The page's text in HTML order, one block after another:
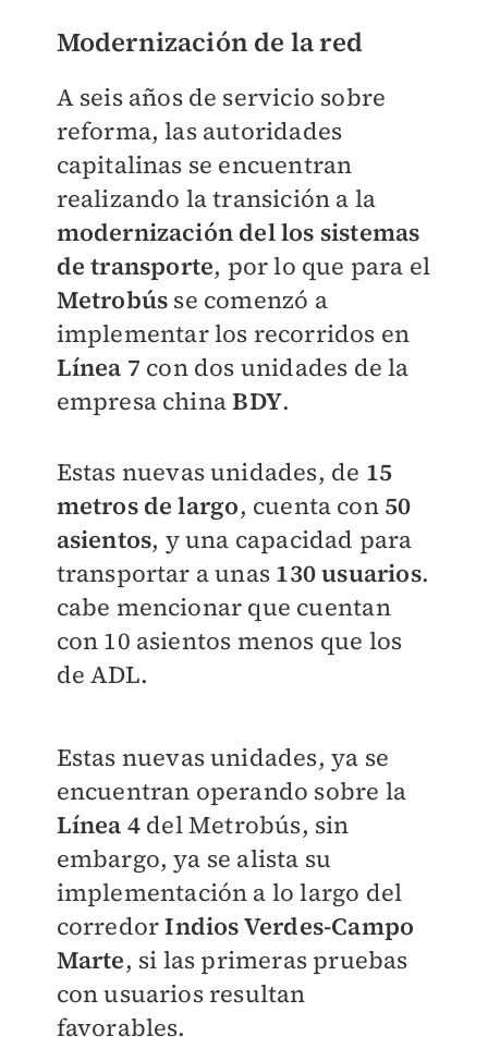
Modernización de la red
A seis años de servicio sobre
reforma, las autoridades
capitalinas se encuentran
realizando la transición a la
modernización del los sistemas
de transporte, por lo que para el
Metrobús se comenzó a
implementar los recorridos en
Línea 7 con dos unidades de la
empresa chinaBDY.
Estas nuevas unidades, de 15
metros de largo, cuenta con 50
asientos, y una capacidad para
transportar a unas 130 usuarios.
cabe mencionar que cuentan
con 10 asientos menos que los
de ADL.
Estas nuevas unidades, ya se
encuentran operando sobre la
Línea 4del Metrobús, sin
embargo, ya se alista su
implementación a lo largo del
corredorIndios Verdes-Campo
Marte, si las primeras pruebas
con usuarios resultan
favorables.